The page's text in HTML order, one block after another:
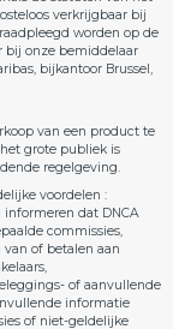
verkrijgbaar bij
worden op de
bij onze bemiddelaar
bijkantoor Brussel,
van een product te
grote publiek is
regelgeving.
voordelen :
informeren dat DNCA
commissies,
of betalen aan
of aanvullende
informatie
of niet-geldelijke